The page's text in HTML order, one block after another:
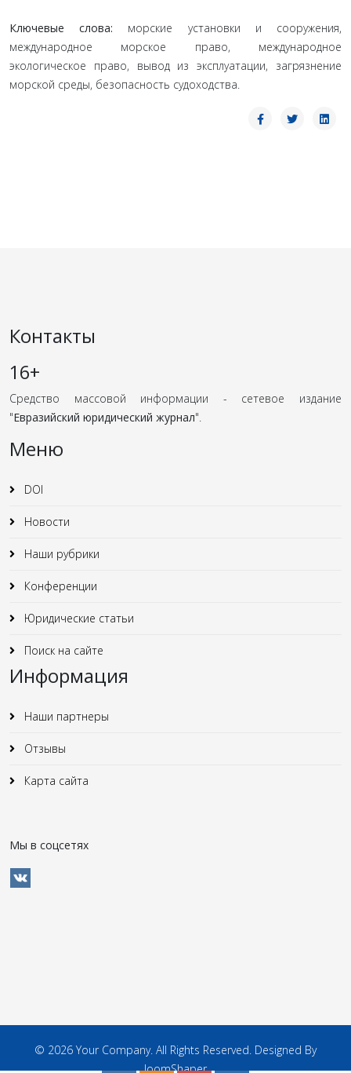
Ключевые слова: морские установки и сооружения,
международное морское право, международное
экологическое право, вывод из эксплуатации, загрязнение
морской среды, безопасность судоходства.
Контакты
16+
Средство массовой информации - сетевое издание
"Евразийский юридический журнал".
Меню
DOI
Новости
Наши рубрики
Конференции
Юридические статьи
Поиск на сайте
Информация
Наши партнеры
Отзывы
Карта сайта
Мы в соцсетях
© 2026 Your Company. All Rights Reserved. Designed By
JoomShaper